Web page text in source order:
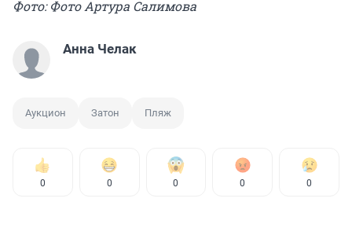
Фото: Фото Артура Салимова
Анна Челак
Аукцион Затон Пляж
0 0 0 0 0